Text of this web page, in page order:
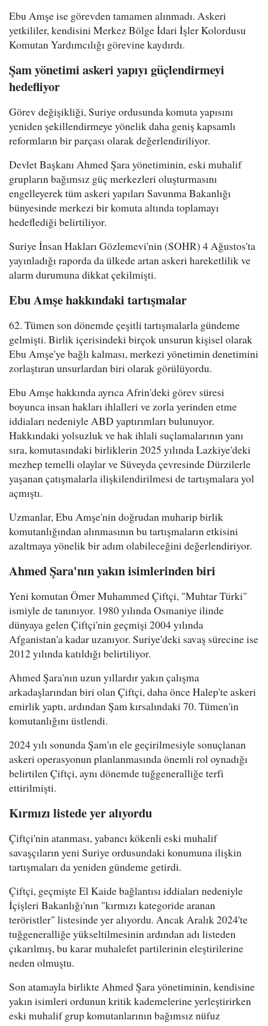
Ebu Amşe ise görevden tamamen alınmadı. Askeri
yetkililer, kendisini Merkez Bölge İdari İşler Kolordusu
Komutan Yardımcılığı görevine kaydırdı.
Şam yönetimi askeri yapıyı güçlendirmeyi
hedefliyor
Görev değişikliği, Suriye ordusunda komuta yapısını
yeniden şekillendirmeye yönelik daha geniş kapsamlı
reformların bir parçası olarak değerlendiriliyor.
Devlet Başkanı Ahmed Şara yönetiminin, eski muhalif
grupların bağımsız güç merkezleri oluşturmasını
engelleyerek tüm askeri yapıları Savunma Bakanlığı
bünyesinde merkezi bir komuta altında toplamayı
hedeflediği belirtiliyor.
Suriye İnsan Hakları Gözlemevi'nin (SOHR) 4 Ağustos'ta
yayınladığı raporda da ülkede artan askeri hareketlilik ve
alarm durumuna dikkat çekilmişti.
Ebu Amşe hakkındaki tartışmalar
62. Tümen son dönemde çeşitli tartışmalarla gündeme
gelmişti. Birlik içerisindeki birçok unsurun kişisel olarak
Ebu Amşe'ye bağlı kalması, merkezi yönetimin denetimini
zorlaştıran unsurlardan biri olarak görülüyordu.
Ebu Amşe hakkında ayrıca Afrin'deki görev süresi
boyunca insan hakları ihlalleri ve zorla yerinden etme
iddiaları nedeniyle ABD yaptırımları bulunuyor.
Hakkındaki yolsuzluk ve hak ihlali suçlamalarının yanı
sıra, komutasındaki birliklerin 2025 yılında Lazkiye'deki
mezhep temelli olaylar ve Süveyda çevresinde Dürzilerle
yaşanan çatışmalarla ilişkilendirilmesi de tartışmalara yol
açmıştı.
Uzmanlar, Ebu Amşe'nin doğrudan muharip birlik
komutanlığından alınmasının bu tartışmaların etkisini
azaltmaya yönelik bir adım olabileceğini değerlendiriyor.
Ahmed Şara'nın yakın isimlerinden biri
Yeni komutan Ömer Muhammed Çiftçi, "Muhtar Türki"
ismiyle de tanınıyor. 1980 yılında Osmaniye ilinde
dünyaya gelen Çiftçi'nin geçmişi 2004 yılında
Afganistan'a kadar uzanıyor. Suriye'deki savaş sürecine ise
2012 yılında katıldığı belirtiliyor.
Ahmed Şara'nın uzun yıllardır yakın çalışma
arkadaşlarından biri olan Çiftçi, daha önce Halep'te askeri
emirlik yaptı, ardından Şam kırsalındaki 70. Tümen'in
komutanlığını üstlendi.
2024 yılı sonunda Şam'ın ele geçirilmesiyle sonuçlanan
askeri operasyonun planlanmasında önemli rol oynadığı
belirtilen Çiftçi, aynı dönemde tuğgeneralliğe terfi
ettirilmişti.
Kırmızı listede yer alıyordu
Çiftçi'nin atanması, yabancı kökenli eski muhalif
savaşçıların yeni Suriye ordusundaki konumuna ilişkin
tartışmaları da yeniden gündeme getirdi.
Çiftçi, geçmişte El Kaide bağlantısı iddiaları nedeniyle
İçişleri Bakanlığı'nın "kırmızı kategoride aranan
teröristler" listesinde yer alıyordu. Ancak Aralık 2024'te
tuğgeneralliğe yükseltilmesinin ardından adı listeden
çıkarılmış, bu karar muhalefet partilerinin eleştirilerine
neden olmuştu.
Son atamayla birlikte Ahmed Şara yönetiminin, kendisine
yakın isimleri ordunun kritik kademelerine yerleştirirken
eski muhalif grup komutanlarının bağımsız nüfuz